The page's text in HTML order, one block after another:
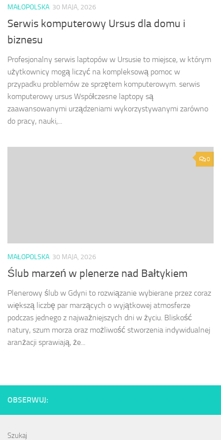
MAŁOPOLSKA 30 MAJA, 2026
Serwis komputerowy Ursus dla domu i
biznesu
Profesjonalny serwis laptopów w Ursusie to miejsce, w którym
użytkownicy mogą liczyć na kompleksową pomoc w
przypadku problemów ze sprzętem komputerowym. serwis
komputerowy ursus Współczesne laptopy są
zaawansowanymi urządzeniami wykorzystywanymi zarówno
do pracy, nauki,...
0
MAŁOPOLSKA 30 MAJA, 2026
Ślub marzeń w plenerze nad Bałtykiem
Plenerowy ślub w Gdyni to rozwiązanie wybierane przez coraz
większą liczbę par marzących o wyjątkowej atmosferze
podczas jednego z najważniejszych dni w życiu. Bliskość
natury, szum morza oraz możliwość stworzenia indywidualnej
aranżacji sprawiają, że...
OBSERWUJ:
Szukaj